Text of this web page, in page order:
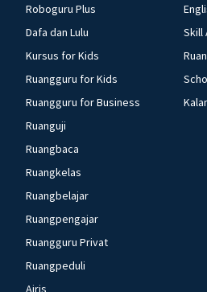
Roboguru Plus
Dafa dan Lulu
Kursus for Kids
Ruangguru for Kids
Ruangguru for Business
Ruanguji
Ruangbaca
Ruangkelas
Ruangbelajar
Ruangpengajar
Ruangguru Privat
Ruangpeduli
Airis
Skill